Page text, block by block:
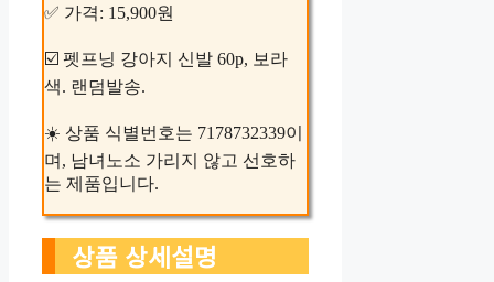
✅ 가격: 15,900원
☑️ 펫프닝 강아지 신발 60p, 보라
색. 랜덤발송.
☀️ 상품 식별번호는 7178732339이
며, 남녀노소 가리지 않고 선호하
는 제품입니다.
상품 상세설명